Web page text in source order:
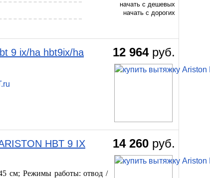
начать с дешевых
начать с дорогих
12 964руб.
9 ix/ha hbt9ix/ha
14 260 руб.
HBT 9 IX
см; Режимы работы: отвод /